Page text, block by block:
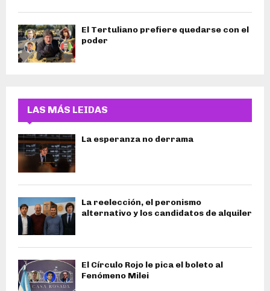
El Tertuliano prefiere quedarse con el
poder
LAS MÁS LEIDAS
La esperanza no derrama
La reelección, el peronismo
alternativo y los candidatos de alquiler
El Círculo Rojo le pica el boleto al
Fenómeno Milei